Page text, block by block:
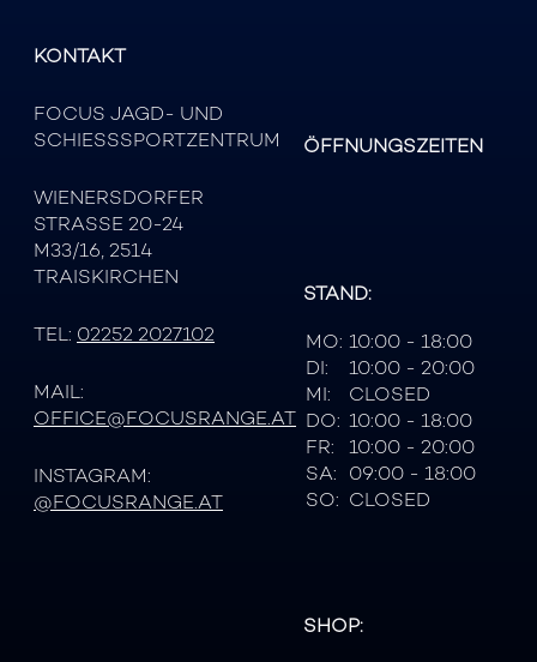
KONTAKT
FOCUS JAGD- UND
SCHIESSSPORTZENTRUM
WIENERSDORFER
STRASSE 20-24
M33/16, 2514
TRAISKIRCHEN
TEL: 02252 2027102
MAIL:
OFFICE@FOCUSRANGE.AT
INSTAGRAM:
@FOCUSRANGE.AT
ÖFFNUNGSZEITEN
STAND:
MO: 10:00 - 18:00
DI:
10:00 - 20:00
MI:
CLOSED
DO: 10:00 - 18:00
FR:
10:00 - 20:00
SA: 09:00 - 18:00
SO: CLOSED
SHOP: